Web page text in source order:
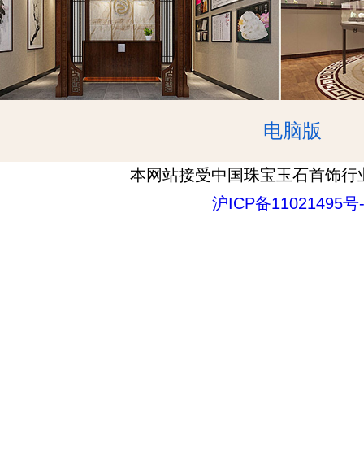
电脑版
本网站接受中国珠宝玉石首饰行
沪ICP备11021495号